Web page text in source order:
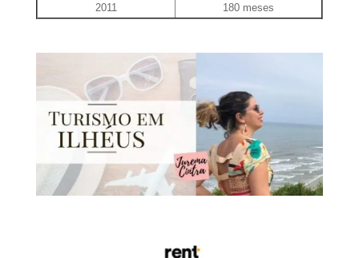
2011
180 meses